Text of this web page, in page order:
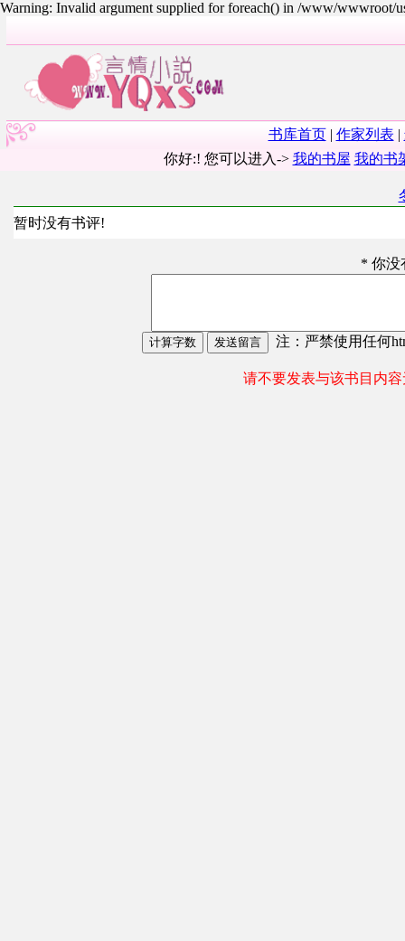
Warning: Invalid argument supplied for foreach() in /www/wwwroot/
书库首页| 作家列表 |
你好:! 您可以进入-> 我的书屋 我的书
暂时没有书评!
* 你没
注：严禁使用任何
请不要发表与该书目内